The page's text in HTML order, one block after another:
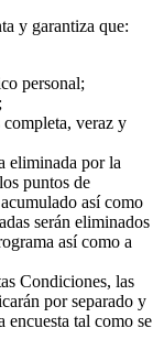
y garantiza que:
personal;
veraz y
eliminada por la
puntos de
así como
serán eliminados
así como a
Condiciones, las
por separado y
encuesta tal como se